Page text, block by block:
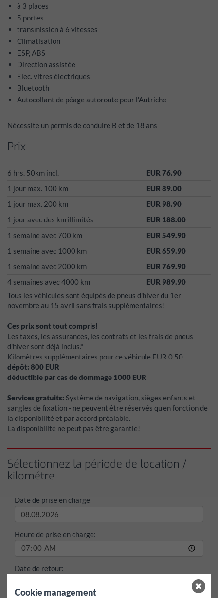
à 3 places
5 portes
transmission à 6 vitesses
Climatisation
ESP, ABS
Direction assistée
Elec. vitres électriques
Bluetooth
Autocollant de péage autoroute pour l'Autriche
Nécessite un permis de conduire B et de 18 ans
Prix
6 hrs. 50km incl.
EUR 76.90
1 jour max. 100 km
EUR 89.00
1 jour max. 200 km
EUR 98.90
1 jour avec des km illimités
EUR 188.00
1 semaine avec 700 km
EUR 549.90
1 semaine avec 1000 km
EUR 659.90
1 semaine avec 2000 km
EUR 769.90
4 semaines avec 4000 km
EUR 989.90
Tous les véhicules sont équipés de pneus d'hiver du 1er
novembre au 15 avril sans frais supplémentaires!
Ces prix sont tout compris!
Les taxes, les assurances, les contrats et les frais de pneus
d'hiver sont déjà inclus.*
Kilomètres supplémentaires pour ce véhicule EUR 0.50
dépôt:800 EUR
déductible par cas de dommage 1000 EUR
Services gratuits:Système de navigation, sièges enfants et
sangles de fixation - ne peuvent être réservés qu'en fonction de
la disponibilité et par accord préalable.
La disponibilité ne peut pas être garantie!
Sélectionnez la période de location /
kilométre
Date de prise en charge:
Heure de prise en charge:
Date de retour:
Cookie management